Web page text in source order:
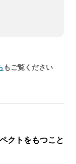
もご覧ください
クトをもつこと